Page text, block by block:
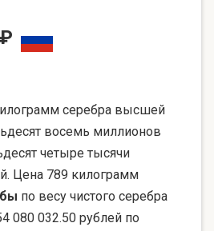
серебра высшей
восемь миллионов
четыре тысячи
Цена 789 килограмм
по весу чистого серебра
080 032.50 рублей по